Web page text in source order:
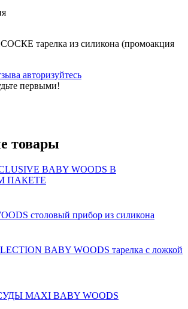
тарелка из силикона (промоакция
авторизуйтесь
первыми!
товары
BABY WOODS В
ПАКЕТЕ
столовый прибор из силикона
BABY WOODS тарелка с ложкой
MAXI BABY WOODS